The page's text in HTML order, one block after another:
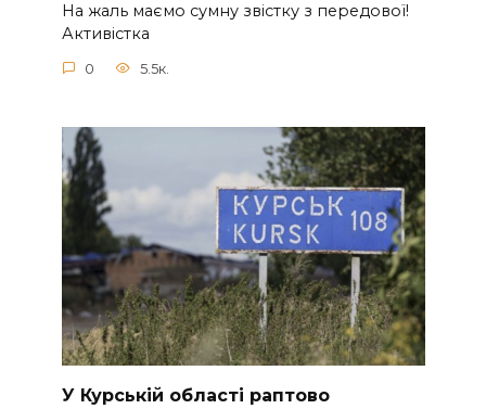
На жаль маємо сумну звістку з пеpедової!
Активістка
0 5.5к.
У Курській області раптово